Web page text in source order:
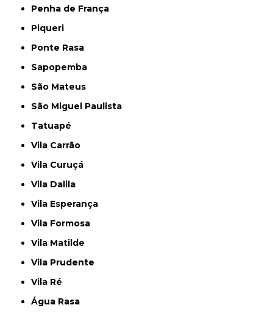
Penha de França
Piqueri
Ponte Rasa
Sapopemba
São Mateus
São Miguel Paulista
Tatuapé
Vila Carrão
Vila Curuçá
Vila Dalila
Vila Esperança
Vila Formosa
Vila Matilde
Vila Prudente
Vila Ré
Água Rasa